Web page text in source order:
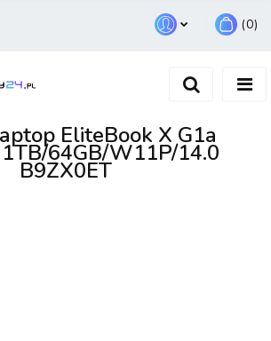
Zarejestruj się
(0)
EliteBook X G1a
64GB/W11P/14.0
B9ZX0ET